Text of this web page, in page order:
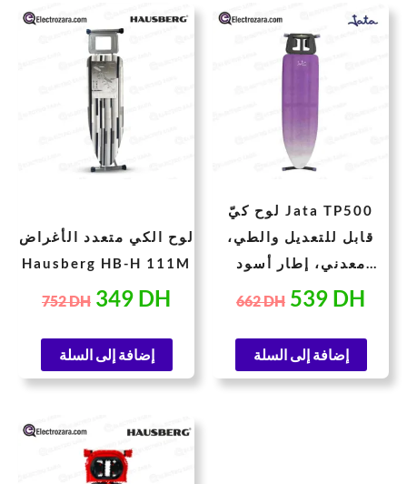
لوح الكي متعدد الأغراض
Hausberg HB-H 111M
752DH
السعر
الأصلي
هو:
349 DH
السعر
إضافة إلى السلة
لوح كيّ Jata TP500
قابل للتعديل والطي،
معدني، إطار أسود
662DH
الأصلي
هو:
539 DH
إضافة إلى السلة
السعر
الأصلي
السعر